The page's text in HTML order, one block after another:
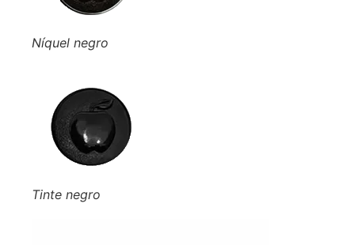
Níquel negro
Tinte negro